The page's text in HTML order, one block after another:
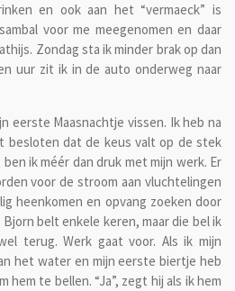
en ook aan het “vermaeck” is
voor me meegenomen en daar
Zondag sta ik minder brak op dan
uur zit ik in de auto onderweg naar
eerste Maasnachtje vissen. Ik heb na
besloten dat de keus valt op de stek
ik méér dan druk met mijn werk. Er
voor de stroom aan vluchtelingen
heenkomen en opvang zoeken door
belt enkele keren, maar die bel ik
terug. Werk gaat voor. Als ik mijn
het water en mijn eerste biertje heb
te bellen. “Ja”, zegt hij als ik hem